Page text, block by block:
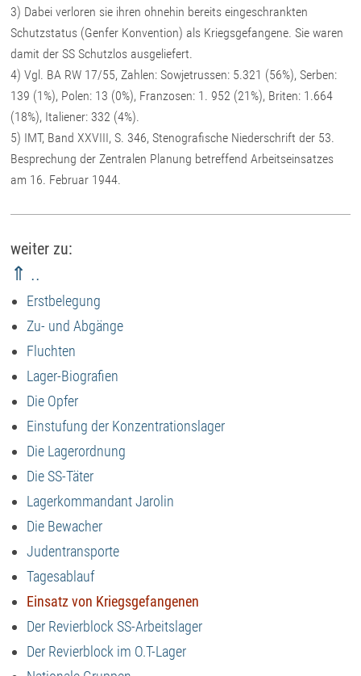
3) Dabei verloren sie ihren ohnehin bereits eingeschrankten
Schutzstatus (Genfer Konvention) als Kriegsgefangene. Sie waren
damit der SS Schutzlos ausgeliefert.
4) Vgl. BA RW 17/55, Zahlen: Sowjetrussen: 5.321 (56%), Serben:
139 (1%), Polen: 13 (0%), Franzosen: 1. 952 (21%), Briten: 1.664
(18%), Italiener: 332 (4%).
5) IMT, Band XXVIII, S. 346, Stenografische Niederschrift der 53.
Besprechung der Zentralen Planung betreffend Arbeitseinsatzes
am 16. Februar 1944.
weiter zu:
⇑ ..
Erstbelegung
Zu- und Abgänge
Fluchten
Lager-Biografien
Die Opfer
Einstufung der Konzentrationslager
Die Lagerordnung
Die SS-Täter
Lagerkommandant Jarolin
Die Bewacher
Judentransporte
Tagesablauf
Einsatz von Kriegsgefangenen
Der Revierblock SS-Arbeitslager
Der Revierblock im O.T-Lager